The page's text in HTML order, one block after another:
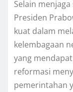
Selain
Presiden
kuat dalam
kelembagaan
yang
reformasi
pemerintahan